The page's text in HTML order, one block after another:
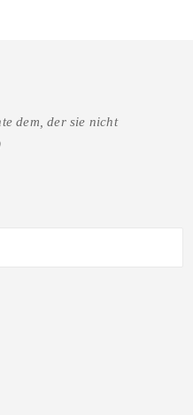
dem, der sie nicht